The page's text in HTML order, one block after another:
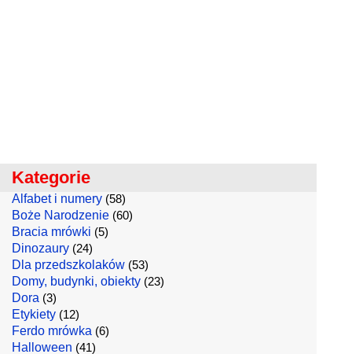
Kategorie
Alfabet i numery (58)
Boże Narodzenie (60)
Bracia mrówki (5)
Dinozaury (24)
Dla przedszkolaków (53)
Domy, budynki, obiekty (23)
Dora (3)
Etykiety (12)
Ferdo mrówka (6)
Halloween (41)